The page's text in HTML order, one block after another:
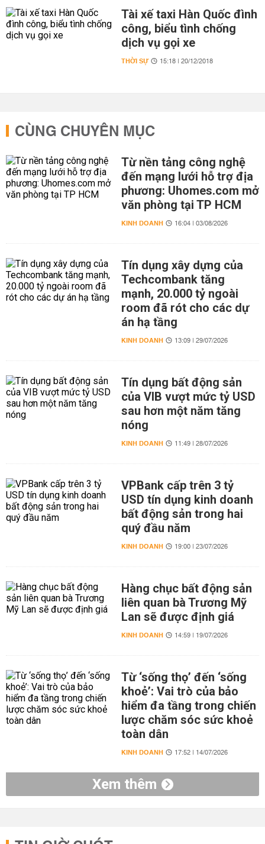
Tài xế taxi Hàn Quốc đình
công, biểu tình chống
dịch vụ gọi xe
THỜI SỰ 15:18 | 20/12/2018
CÙNG CHUYÊN MỤC
Từ nền tảng công nghệ
đến mạng lưới hỗ trợ địa
phương: Uhomes.com mở
văn phòng tại TP HCM
KINH DOANH 16:04 | 03/08/2026
Tín dụng xây dựng của
Techcombank tăng
mạnh, 20.000 tỷ ngoài
room đã rót cho các dự
án hạ tầng
KINH DOANH 13:09 | 29/07/2026
Tín dụng bất động sản
của VIB vượt mức tỷ USD
sau hơn một năm tăng
nóng
KINH DOANH 11:49 | 28/07/2026
VPBank cấp trên 3 tỷ
USD tín dụng kinh doanh
bất động sản trong hai
quý đầu năm
KINH DOANH 19:00 | 23/07/2026
Hàng chục bất động sản
liên quan bà Trương Mỹ
Lan sẽ được định giá
KINH DOANH 14:59 | 19/07/2026
Từ ‘sống thọ’ đến ‘sống
khoẻ’: Vai trò của bảo
hiểm đa tầng trong chiến
lược chăm sóc sức khoẻ
toàn dân
KINH DOANH 17:52 | 14/07/2026
Xem thêm